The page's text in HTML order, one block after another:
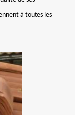
à toutes les